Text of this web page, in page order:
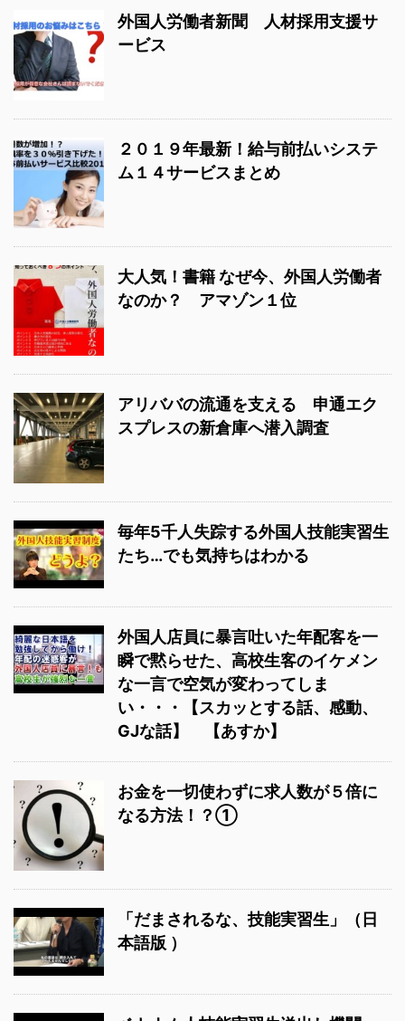
外国人労働者新聞 人材採用支援サ
ービス
２０１９年最新！給与前払いシステ
ム１４サービスまとめ
大人気！書籍 なぜ今、外国人労働者
なのか？ アマゾン１位
アリババの流通を支える 申通エク
スプレスの新倉庫へ潜入調査
毎年5千人失踪する外国人技能実習生
たち…でも気持ちはわかる
外国人店員に暴言吐いた年配客を一
瞬で黙らせた、高校生客のイケメン
な一言で空気が変わってしま
い・・・【スカッとする話、感動、
GJな話】 【あすか】
お金を一切使わずに求人数が５倍に
なる方法！？①
「だまされるな、技能実習生」（日
本語版 ）